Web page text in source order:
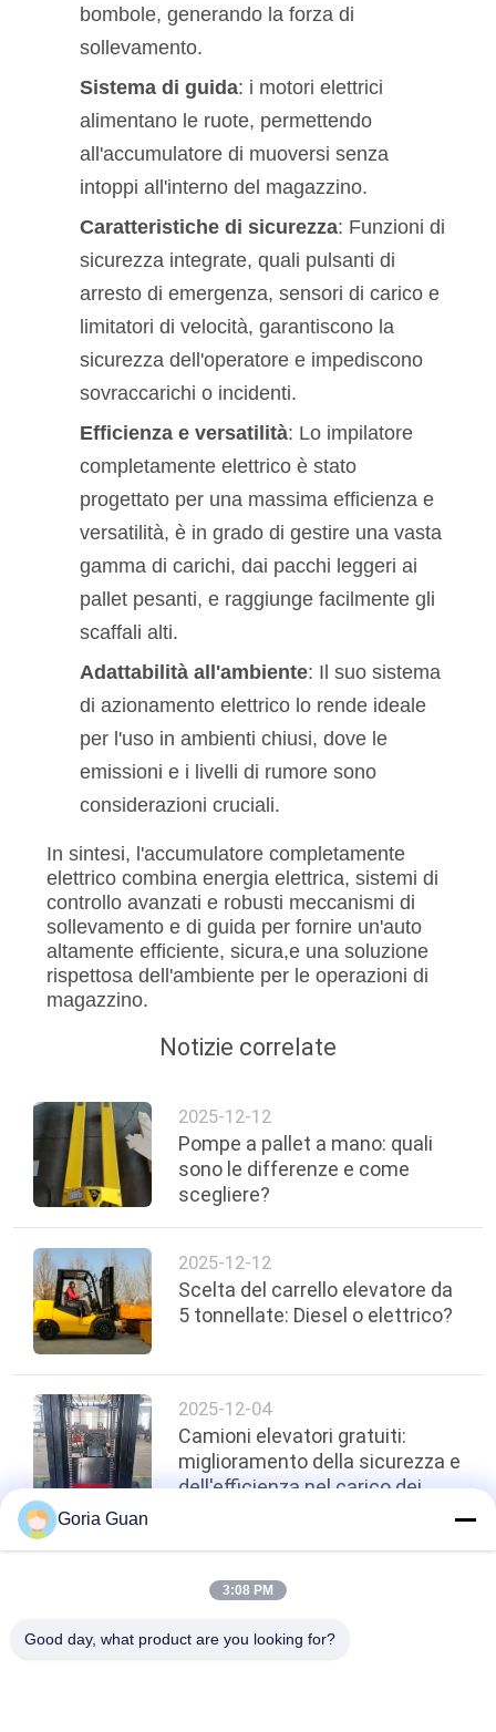
bombole, generando la forza di
sollevamento.
Sistema di guida: i motori elettrici
alimentano le ruote, permettendo
all'accumulatore di muoversi senza
intoppi all'interno del magazzino.
Caratteristiche di sicurezza: Funzioni di
sicurezza integrate, quali pulsanti di
arresto di emergenza, sensori di carico e
limitatori di velocità, garantiscono la
sicurezza dell'operatore e impediscono
sovraccarichi o incidenti.
Efficienza e versatilità: Lo impilatore
completamente elettrico è stato
progettato per una massima efficienza e
versatilità, è in grado di gestire una vasta
gamma di carichi, dai pacchi leggeri ai
pallet pesanti, e raggiunge facilmente gli
scaffali alti.
Adattabilità all'ambiente: Il suo sistema
di azionamento elettrico lo rende ideale
per l'uso in ambienti chiusi, dove le
emissioni e i livelli di rumore sono
considerazioni cruciali.
In sintesi, l'accumulatore completamente
elettrico combina energia elettrica, sistemi di
controllo avanzati e robusti meccanismi di
sollevamento e di guida per fornire un'auto
altamente efficiente, sicura,e una soluzione
rispettosa dell'ambiente per le operazioni di
magazzino.
Notizie correlate
2025-12-12
Pompe a pallet a mano: quali
sono le differenze e come
scegliere?
2025-12-12
Scelta del carrello elevatore da
5 tonnellate: Diesel o elettrico?
2025-12-04
Camioni elevatori gratuiti:
miglioramento della sicurezza e
dell'efficienza nel carico dei
top
Goria Guan
3:08 PM
Good day, what product are you looking for?